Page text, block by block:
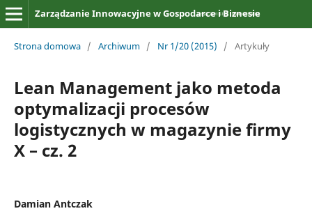
Zarządzanie Innowacyjne w Gospodarce i Biznesie
Strona domowa / Archiwum / Nr 1/20 (2015) / Artykuły
Lean Management jako metoda
optymalizacji procesów
logistycznych w magazynie firmy
X – cz. 2
Damian Antczak